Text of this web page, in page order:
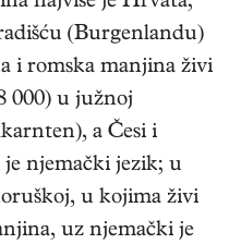
(Burgenlandu)
i romska manjina živi
000) u južnoj
a Česi i
je njemački jezik; u
u kojima živi
uz njemački je